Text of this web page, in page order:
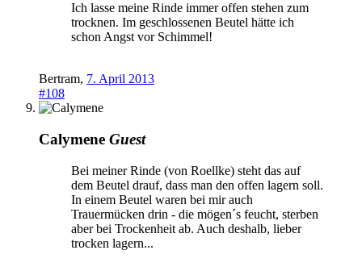
Ich lasse meine Rinde immer offen stehen zum
trocknen. Im geschlossenen Beutel hätte ich
schon Angst vor Schimmel!
Bertram, 7. April 2013
#108
Calymene Guest
Bei meiner Rinde (von Roellke) steht das auf
dem Beutel drauf, dass man den offen lagern soll.
In einem Beutel waren bei mir auch
Trauermücken drin - die mögen´s feucht, sterben
aber bei Trockenheit ab. Auch deshalb, lieber
trocken lagern...